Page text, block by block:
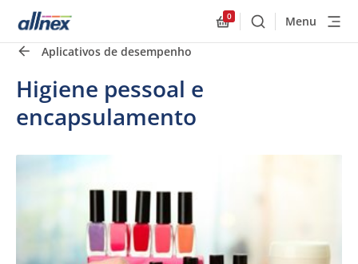
0
BuscarMenu
Aplicativos de desempenho
Higiene pessoal e
encapsulamento